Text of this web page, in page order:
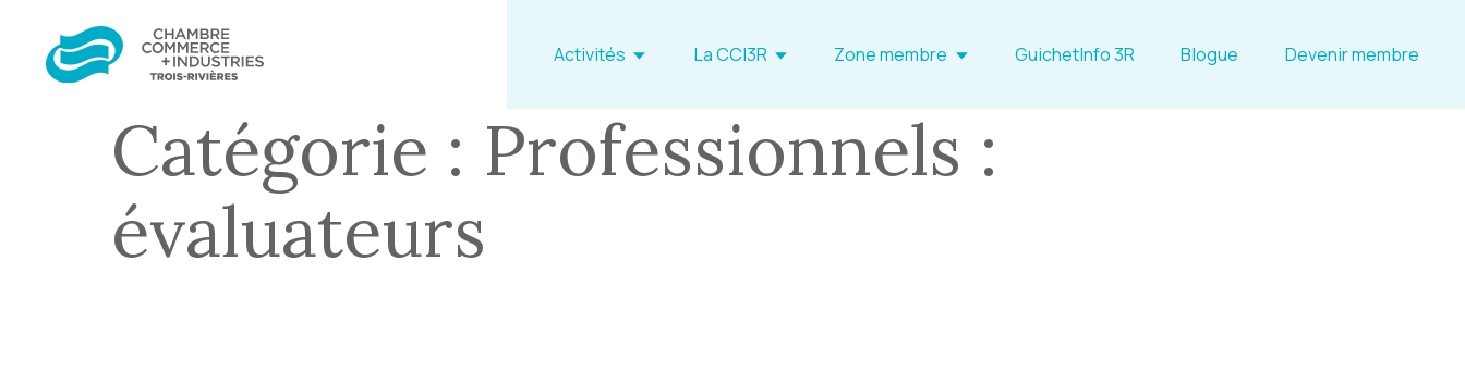
Activités La CCI3R Zone membre GuichetInfo 3R Blogue Devenir membre
Catégorie : Professionnels :
évaluateurs